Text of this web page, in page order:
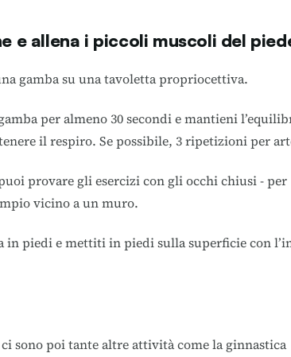
e allena i piccoli muscoli del
gamba su una tavoletta propriocettiva.
per almeno 30 secondi e mantieni
il respiro. Se possibile, 3 ripetizioni per
provare gli esercizi con gli occhi chiusi - per
vicino a un muro.
in piedi e mettiti in piedi sulla superficie con
sono poi tante altre attività come la ginnastica